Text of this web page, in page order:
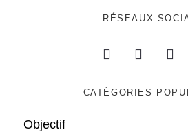
RÉSEAUX
CATÉGORIES
Objectif